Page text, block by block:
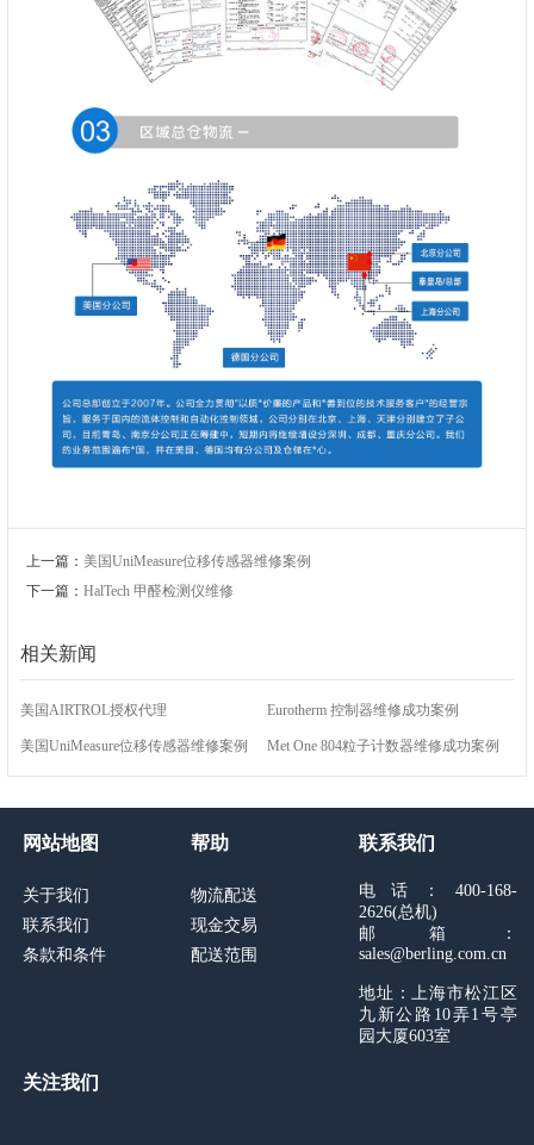
上一篇： 美国UniMeasure位移传感器维修案例
下一篇： HalTech 甲醛检测仪维修
相关新闻
美国AIRTROL授权代理 Eurotherm 控制器维修成功案例
美国UniMeasure位移传感器维修案例 Met One 804粒子计数器维修成功案例
网站地图
关于我们
联系我们
条款和条件
帮助
物流配送
现金交易
配送范围
联系我们
电话：400-168-
2626(总机)
邮箱：
sales@berling.com.cn
地址：上海市松江区
九新公路10弄1号亭
园大厦603室
关注我们